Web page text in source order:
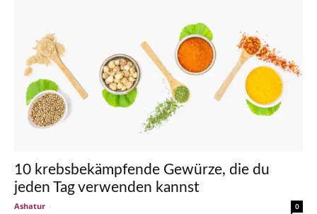
10 krebsbekämpfende Gewürze, die du
jeden Tag verwenden kannst
Ashatur - 0